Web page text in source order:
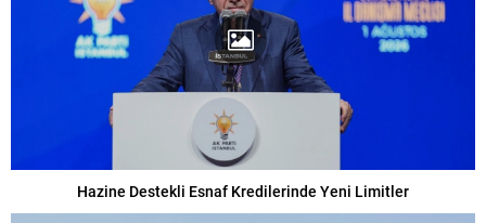
Hazine Destekli Esnaf Kredilerinde Yeni Limitler